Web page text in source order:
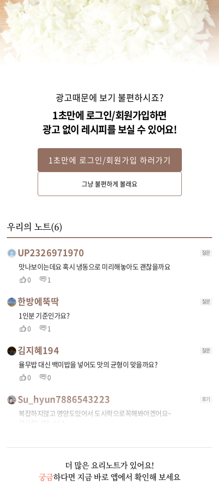
양배추 잎은 잘게 다져주세요.
광고때문에 보기 불편하시죠?
1초만에 로그인/회원가입하면
광고 없이 레시피를 보실 수 있어요!
1초만에 로그인/회원가입 하러가기
그냥 불편하게 볼래요
우리의 노트(6)
UP2326971970 질문
맛나보이는데요 혹시 냉동으로 미리해놓아도 괜찮을까요
0 1
한방에뚝딱 질문
1인분 기준인가요?
0 1
김지혜194 질문
율무밥 대신 백미밥을 넣어도 맛의 균형이 맞을까요?
0 0
Su_hyun7886543223 후기
복잡하지않고 영양도있어서 도시락으로꼭해봐야겠어요~
더 많은 요리노트가 있어요!
궁금하다면 지금 바로 앱에서 확인해 보세요